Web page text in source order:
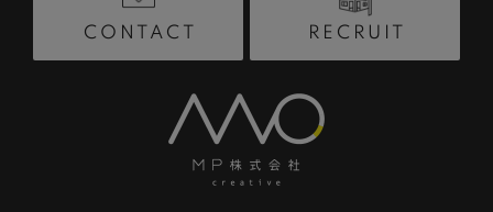
CONTACT RECRUIT